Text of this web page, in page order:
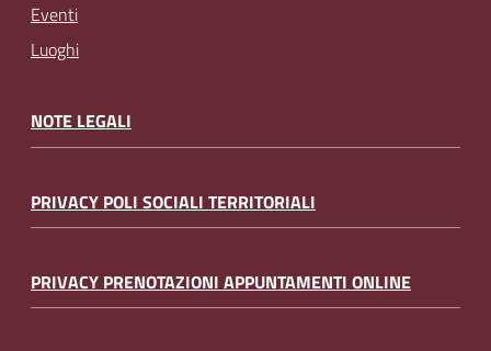
Eventi
Luoghi
NOTE LEGALI
PRIVACY POLI SOCIALI TERRITORIALI
PRIVACY PRENOTAZIONI APPUNTAMENTI ONLINE